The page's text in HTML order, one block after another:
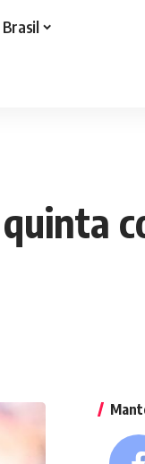
Brasil